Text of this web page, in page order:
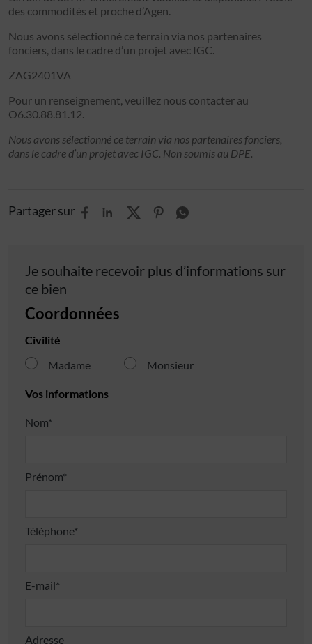
des commodités et proche d’Agen.
Nous avons sélectionné ce terrain via nos partenaires
fonciers, dans le cadre d’un projet avec IGC.
ZAG2401VA
Pour un renseignement, veuillez nous contacter au
O6.30.88.81.12.
Nous avons sélectionné ce terrain via nos partenaires fonciers,
dans le cadre d’un projet avec IGC. Non soumis au DPE.
Partager sur
Je souhaite recevoir plus d’informations sur
ce bien
Coordonnées
Civilité
Madame
Monsieur
Vos informations
Nom*
Prénom*
Téléphone*
E-mail*
Adresse